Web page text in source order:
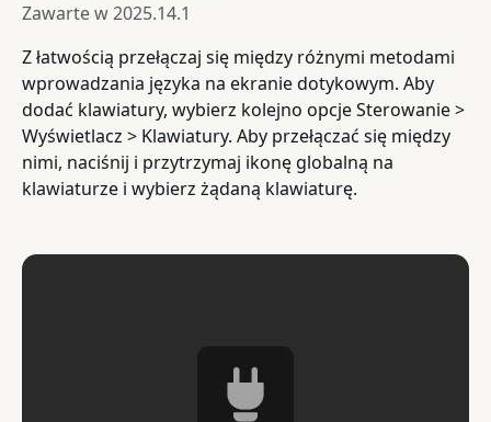
Zawarte w2025.14.1
Z łatwością przełączaj się między różnymi metodami
wprowadzania języka na ekranie dotykowym. Aby
dodać klawiatury, wybierz kolejno opcje Sterowanie >
Wyświetlacz > Klawiatury. Aby przełączać się między
nimi, naciśnij i przytrzymaj ikonę globalną na
klawiaturze i wybierz żądaną klawiaturę.